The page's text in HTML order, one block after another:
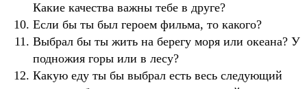
Какие качества важны тебе в друге?
Если бы ты был героем фильма, то какого?
Выбрал бы ты жить на берегу моря или океана? У
подножия горы или в лесу?
Какую еду ты бы выбрал есть весь следующий